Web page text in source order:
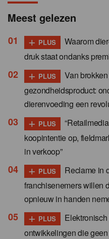
Meest gelezen
+ PLUS
Waarom
druk staat ondanks
+ PLUS
Van
gezondheidsproduct:
dierenvoeding een
+ PLUS
koopintentie op,
in verkoop”
+ PLUS
Reclame in
franchisenemers willen
opnieuw in handen
+ PLUS
ontwikkelingen die